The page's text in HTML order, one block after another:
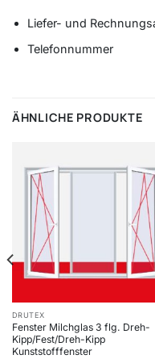
Liefer- und
Telefonnummer
ÄHNLICHE PRODUKTE
DRUTEX
Fenster Milchglas 3 flg. Dreh-
Kipp/Fest/Dreh-Kipp
Kunststofffenster